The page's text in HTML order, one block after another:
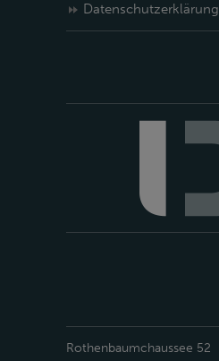
Datenschutzerklärung
Rothenbaumchaussee 52